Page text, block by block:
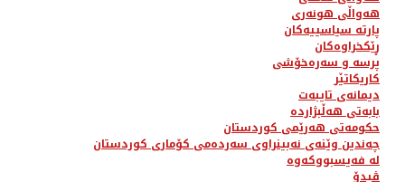
هەواڵی هونەری
پارتە سیاسییەکان
ڕێکخراوەکان
پرسە و سەرەخۆشی
کاریکاتێر
دیمانەی تایبەت
بابەتی هەڵبژاردە
حکومەتی هەرێمی کوردستان
چەندین وێنەی نەبینراوی سەردەمی کۆماری کوردستان
لە فەیسبووکەوە
ڤیدۆ